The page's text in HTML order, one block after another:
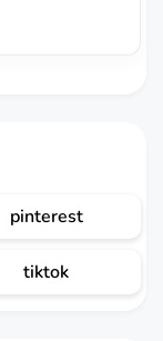
pinterest
tiktok